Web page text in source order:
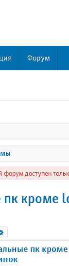
Форум
форум доступен
пк
пк